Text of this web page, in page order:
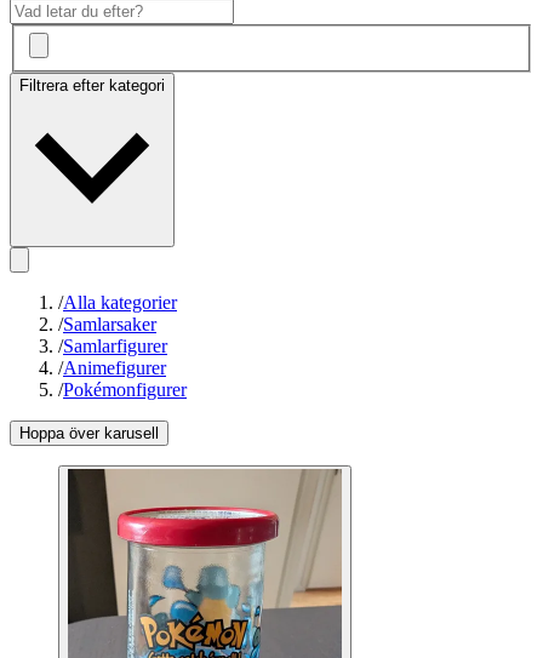
Filtrera efter kategori
/Alla kategorier
/Samlarsaker
/Samlarfigurer
/Animefigurer
/Pokémonfigurer
Hoppa över karusell